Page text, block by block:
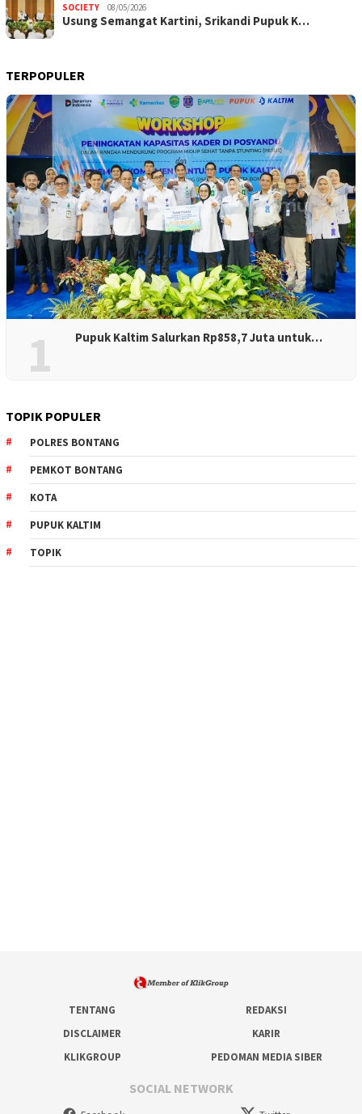
SOCIETY 08/05/2026
Usung Semangat Kartini, Srikandi Pupuk K…
TERPOPULER
1 Pupuk Kaltim Salurkan Rp858,7 Juta untuk…
TOPIK POPULER
POLRES BONTANG
PEMKOT BONTANG
KOTA
PUPUK KALTIM
TOPIK
TENTANG
REDAKSI
DISCLAIMER
KARIR
KLIKGROUP
PEDOMAN MEDIA SIBER
SOCIAL NETWORK